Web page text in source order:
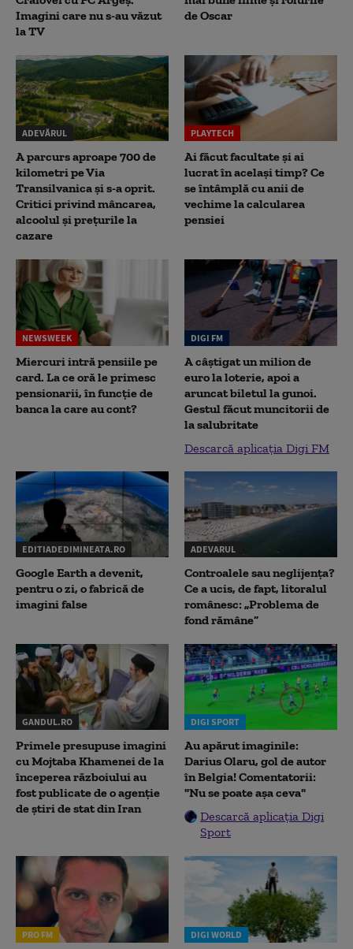
Imagini care nu s-au văzut
la TV
de Oscar
ADEVĂRUL
A parcurs aproape 700 de
kilometri pe Via
Transilvanica și s-a oprit.
Critici privind mâncarea,
alcoolul și prețurile la
cazare
PLAYTECH
Ai făcut facultate și ai
lucrat în același timp? Ce
se întâmplă cu anii de
vechime la calcularea
pensiei
NEWSWEEK
Miercuri intră pensiile pe
card. La ce oră le primesc
pensionarii, în funcție de
banca la care au cont?
DIGI FM
A câștigat un milion de
euro la loterie, apoi a
aruncat biletul la gunoi.
Gestul făcut muncitorii de
la salubritate
Descarcă aplicația Digi FM
EDITIADEDIMINEATA.RO
Google Earth a devenit,
pentru o zi, o fabrică de
imagini false
ADEVARUL
Controalele sau neglijența?
Ce a ucis, de fapt, litoralul
românesc: „Problema de
fond rămâne”
GANDUL.RO
Primele presupuse imagini
cu Mojtaba Khamenei de la
începerea războiului au
fost publicate de o agenție
de știri de stat din Iran
DIGI SPORT
Au apărut imaginile:
Darius Olaru, gol de autor
în Belgia! Comentatorii:
"Nu se poate așa ceva"
Descarcă aplicația Digi
Sport
PRO FM DIGI WORLD